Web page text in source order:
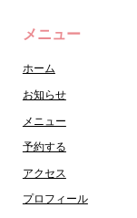
メニュー
ホーム
お知らせ
メニュー
予約する
アクセス
プロフィール